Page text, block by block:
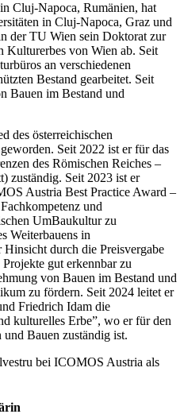
Cluj-Napoca, Rumänien, hat
in Cluj-Napoca, Graz und
der TU Wien sein Doktorat zur
Kulturerbes von Wien ab. Seit
an verschiedenen
Bestand gearbeitet. Seit
Bauen im Bestand und
des österreichischen
Seit 2022 ist er für das
des Römischen Reiches –
zuständig. Seit 2023 ist er
Austria Best Practice Award –
und
UmBaukultur zu
Weiterbauens in
durch die Preisvergabe
gut erkennbar zu
von Bauen im Bestand und
zu fördern. Seit 2024 leitet er
Friedrich Idam die
kulturelles Erbe”, wo er für den
Bauen zuständig ist.
bei ICOMOS Austria als